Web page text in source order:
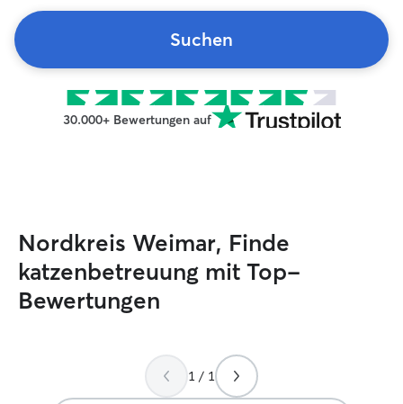
Suchen
30.000+ Bewertungen auf
Nordkreis Weimar, Finde
katzenbetreuung mit Top-
Bewertungen
1 / 1